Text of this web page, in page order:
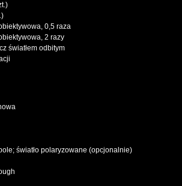
0,5 raza
2 razy
światłem odbitym
światło polaryzowane (opcjonalnie)